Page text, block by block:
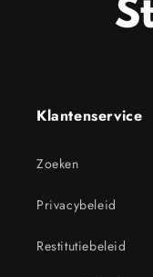
Klantenservice
Zoeken
Privacybeleid
Restitutiebeleid